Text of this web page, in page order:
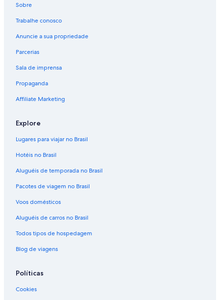
Sobre
Trabalhe conosco
Anuncie a sua propriedade
Parcerias
Sala de imprensa
Propaganda
Affiliate Marketing
Explore
Lugares para viajar no Brasil
Hotéis no Brasil
Aluguéis de temporada no Brasil
Pacotes de viagem no Brasil
Voos domésticos
Aluguéis de carros no Brasil
Todos tipos de hospedagem
Blog de viagens
Políticas
Cookies